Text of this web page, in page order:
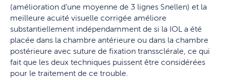
(amélioration d’une moyenne de 3 lignes Snellen) et la
meilleure acuité visuelle corrigée améliore
substantiellement indépendamment de si la IOL a été
placée dans la chambre antérieure ou dans la chambre
postérieure avec suture de fixation transsclérale, ce qui
fait que les deux techniques puissent être considérées
pour le traitement de ce trouble.